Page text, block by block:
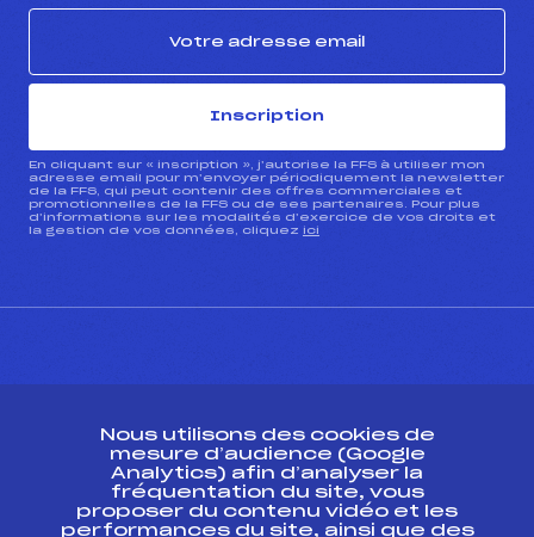
Inscription
En cliquant sur « inscription », j’autorise la FFS à utiliser mon
adresse email pour m’envoyer périodiquement la newsletter
de la FFS, qui peut contenir des offres commerciales et
promotionnelles de la FFS ou de ses partenaires. Pour plus
d’informations sur les modalités d’exercice de vos droits et
la gestion de vos données, cliquez ici
Ressources
Nous utilisons des cookies de
mesure d’audience (Google
Analytics) afin d’analyser la
fréquentation du site, vous
proposer du contenu vidéo et les
performances du site, ainsi que des